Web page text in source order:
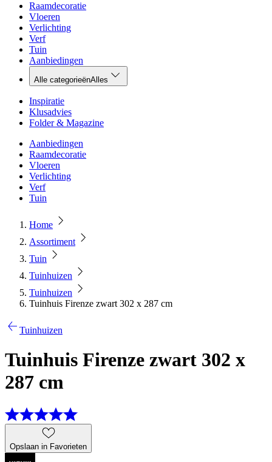
Raamdecoratie
Vloeren
Verlichting
Verf
Tuin
Aanbiedingen
Alle categorieënAlles
Inspiratie
Klusadvies
Folder & Magazine
Aanbiedingen
Raamdecoratie
Vloeren
Verlichting
Verf
Tuin
Home
Assortiment
Tuin
Tuinhuizen
Tuinhuizen
Tuinhuis Firenze zwart 302 x 287 cm
Tuinhuizen
Tuinhuis Firenze zwart 302 x
287 cm
Opslaan in Favorieten